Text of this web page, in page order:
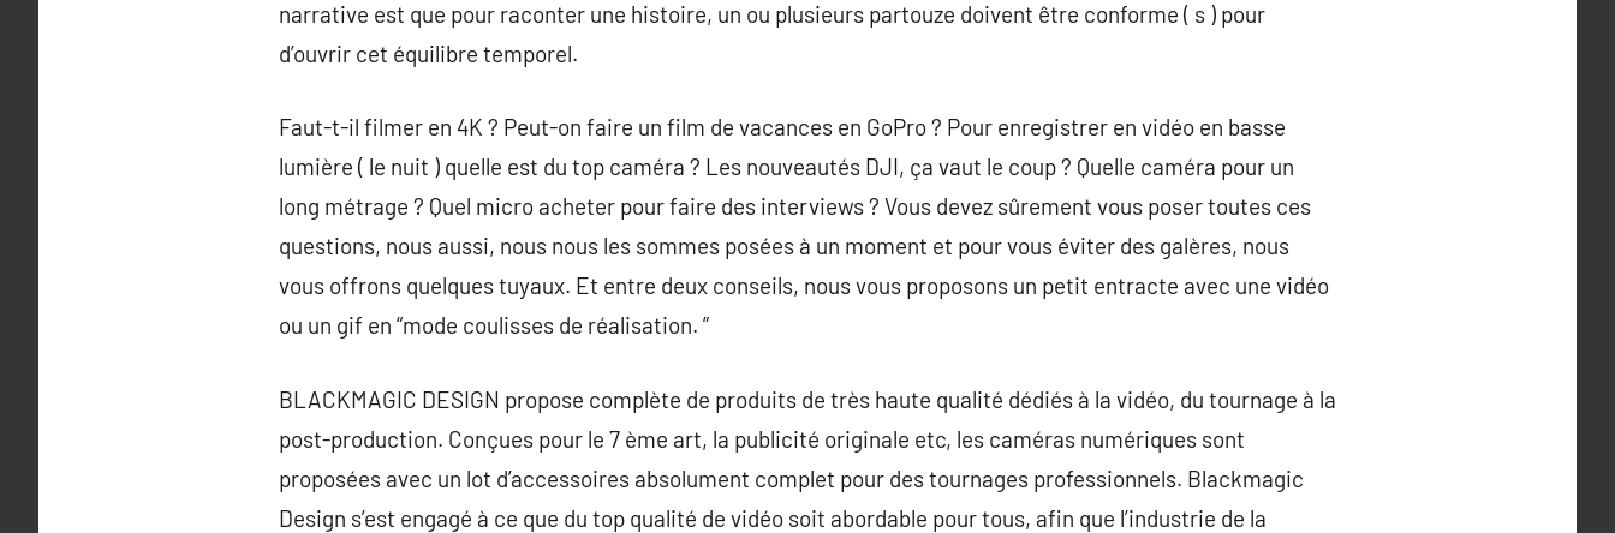
narrative est que pour raconter une histoire, un ou plusieurs partouze doivent être conforme ( s ) pour
d’ouvrir cet équilibre temporel.
Faut-t-il filmer en 4K ? Peut-on faire un film de vacances en GoPro ? Pour enregistrer en vidéo en basse
lumière ( le nuit ) quelle est du top caméra ? Les nouveautés DJI, ça vaut le coup ? Quelle caméra pour un
long métrage ? Quel micro acheter pour faire des interviews ? Vous devez sûrement vous poser toutes ces
questions, nous aussi, nous nous les sommes posées à un moment et pour vous éviter des galères, nous
vous offrons quelques tuyaux. Et entre deux conseils, nous vous proposons un petit entracte avec une vidéo
ou un gif en “mode coulisses de réalisation. ”
BLACKMAGIC DESIGN propose complète de produits de très haute qualité dédiés à la vidéo, du tournage à la
post-production. Conçues pour le 7 ème art, la publicité originale etc, les caméras numériques sont
proposées avec un lot d’accessoires absolument complet pour des tournages professionnels. Blackmagic
Design s’est engagé à ce que du top qualité de vidéo soit abordable pour tous, afin que l’industrie de la